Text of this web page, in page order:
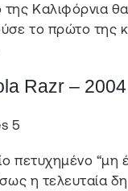
της Καλιφόρνια θα
το πρώτο της
Razr – 2004
πετυχημένο “μη
η τελευταία